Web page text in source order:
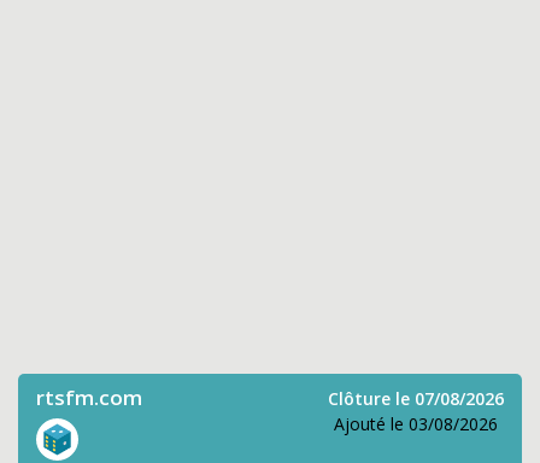
rtsfm.com
Clôture le 07/08/2026
Ajouté le 03/08/2026